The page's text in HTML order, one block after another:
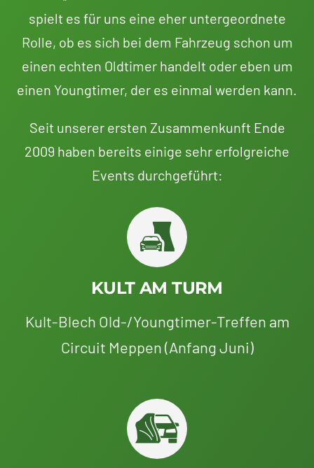
spielt es für uns eine eher untergeordnete
Rolle, ob es sich bei dem Fahrzeug schon um
einen echten Oldtimer handelt oder eben um
einen Youngtimer, der es einmal werden kann.
Seit unserer ersten Zusammenkunft Ende
2009 haben bereits einige sehr erfolgreiche
Events durchgeführt:
KULT AM TURM
Kult-Blech Old-/Youngtimer-Treffen am
Circuit Meppen (Anfang Juni)